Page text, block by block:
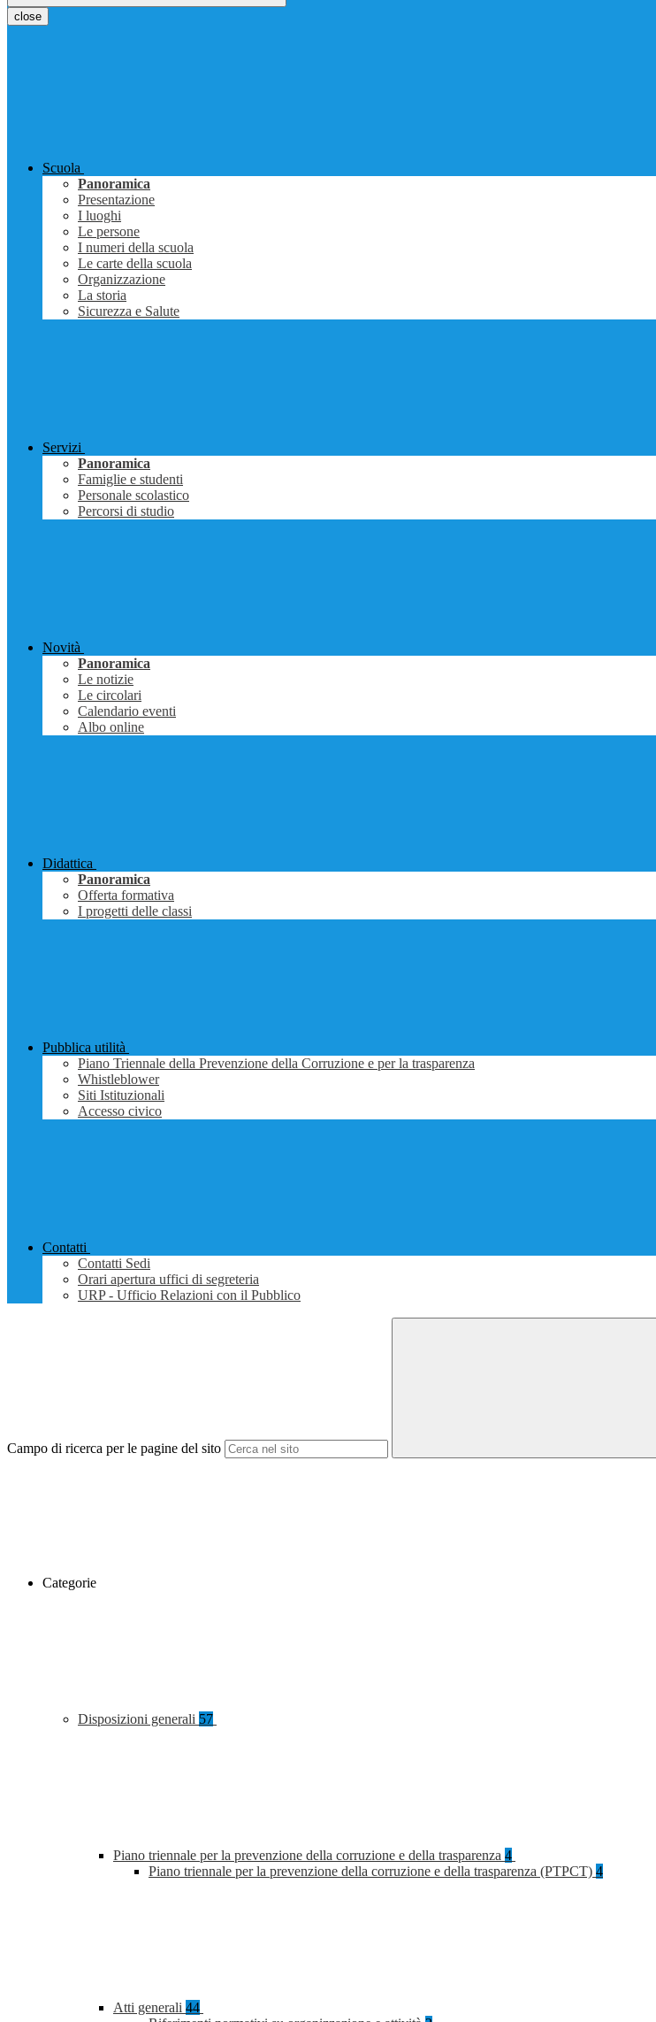
close
Scuola
Panoramica
Presentazione
I luoghi
Le persone
I numeri della scuola
Le carte della scuola
Organizzazione
La storia
Sicurezza e Salute
Servizi
Panoramica
Famiglie e studenti
Personale scolastico
Percorsi di studio
Novità
Panoramica
Le notizie
Le circolari
Calendario eventi
Albo online
Didattica
Panoramica
Offerta formativa
I progetti delle classi
Pubblica utilità
Piano Triennale della Prevenzione della Corruzione e per la trasparenza
Whistleblower
Siti Istituzionali
Accesso civico
Contatti
Contatti Sedi
Orari apertura uffici di segreteria
URP - Ufficio Relazioni con il Pubblico
Campo di ricerca per le pagine del sito
Categorie
Disposizioni generali 57
Piano triennale per la prevenzione della corruzione e della trasparenza 4
Piano triennale per la prevenzione della corruzione e della trasparenza (PTPCT) 4
Atti generali 44